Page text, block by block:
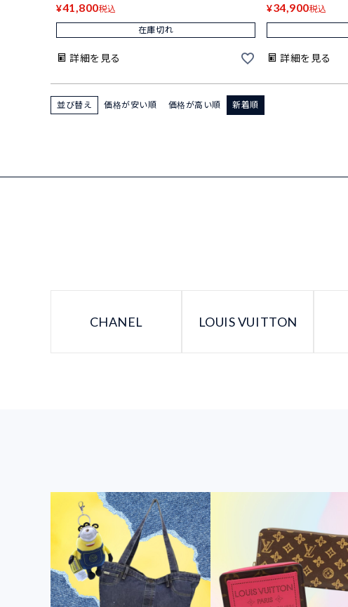
¥41,800税込
在庫切れ
詳細を見る
¥34,900税込
詳細を見る
並び替え 価格が安い順 価格が高い順 新着順
CHANEL LOUIS VUITTON